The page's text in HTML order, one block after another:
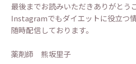
最後までお読みいただきありがとう
Instagramでもダイエットに役立つ
随時配信しております。
薬剤師 熊坂里子